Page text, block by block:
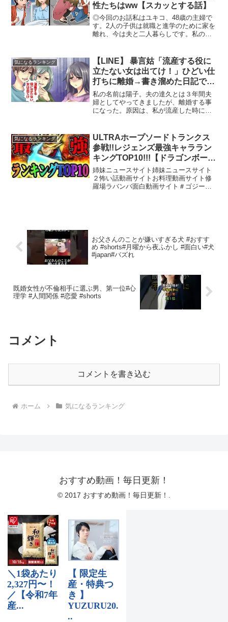
性たちはww【スカッとする話】
◎今回のお話私はユキコ、48歳の主婦で
す。2人の子供は就職と進学のために家を
離れ、今は夫と二人暮らしです。私の家
す。マリコさんとはパート先で顔見知り
になったのですが、...
気になるランキング
【LINE】 暴言姑「流産する役に
立たない女は出てけ！」ひどい仕
打ちに離婚→書き溜めた日記で楽
しいことを始めたらww
私の名前は陽子。夫の達久とは３年間夫
婦としてやってきましたが、離婚する事
になった。原因は、私が流産した時に夫
ばう事もせず、同調した夫…目が覚めた
瞬間だった…「気になるL...
気になるランキング
ULTRAホープソードトランクス
参戦!!レジェンズ最強キャララン
キングTOP10!!!【ドラゴンボール
レジェンズ】【Dragon Ball
Legends】
姉妹ニュースサイト姉妹ニュースサイト
２怖い話動画サイトお料理動画サイト修
羅場ラバンバ面白動画サイト＃ゴジー
お父さんのことが嫌いすぎる犬 #おすす
め #shorts#月曜から夜ふかし #面白い#犬
#japan#バズれ
既婚女性が不倫相手に選ぶ男、第一位#心
理学 #人間関係 #恋愛 #shorts
コメント
コメントを書き込む
ホーム 気になるランキング
おすすめ動画！毎日更新！
© 2017 おすすめ動画！毎日更新！.